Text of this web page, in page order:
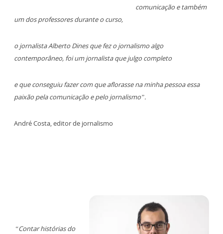
comunicação e também
um dos professores durante o curso,
o jornalista Alberto Dines que fez o jornalismo algo
contemporâneo, foi um jornalista que julgo completo
e que conseguiu fazer com que aflorasse na minha pessoa essa
paixão pela comunicação e pelo jornalismo”.
André Costa, editor de jornalismo
“Contar histórias do